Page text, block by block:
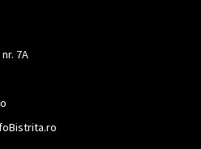
7A